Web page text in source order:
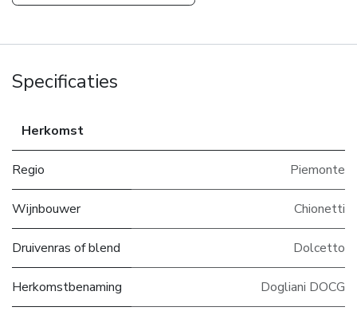
Specificaties
Herkomst
Regio Piemonte
Wijnbouwer Chionetti
Druivenras of blend Dolcetto
Herkomstbenaming Dogliani DOCG